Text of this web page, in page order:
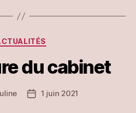
Catégories
du cabinet
Date1 juin 2021